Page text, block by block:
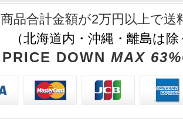
商品合計金額が2万円以上で送
（北海道内・沖縄・離島は
PRICE DOWN MAX